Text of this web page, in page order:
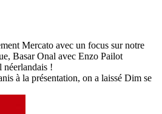
Mercato avec un focus sur notre
Basar Onal avec Enzo Pailot
néerlandais !
à la présentation, on a laissé Dim se